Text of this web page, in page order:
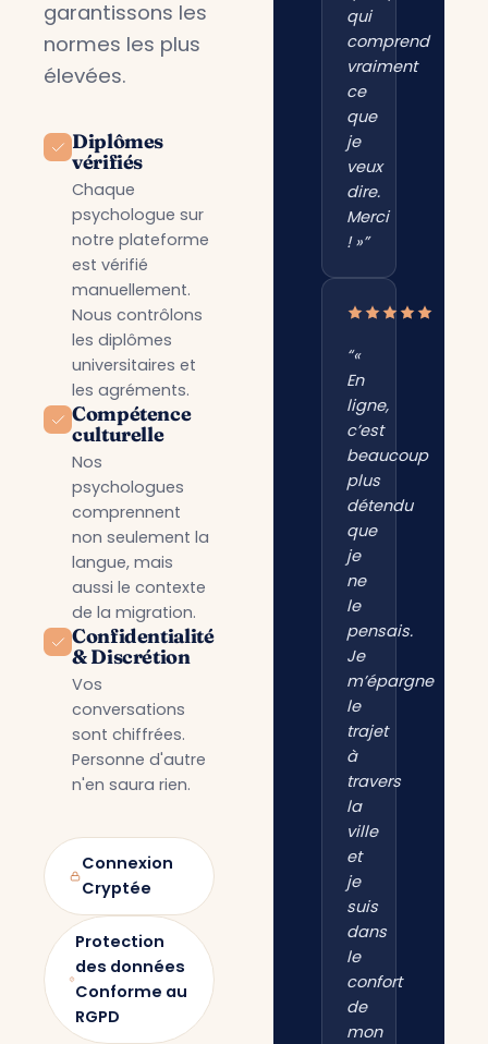
garantissons les
normes les plus
élevées.
Diplômes
vérifiés
Chaque
psychologue sur
notre plateforme
est vérifié
manuellement.
Nous contrôlons
les diplômes
universitaires et
les agréments.
Compétence
culturelle
Nos
psychologues
comprennent
non seulement la
langue, mais
aussi le contexte
de la migration.
Confidentialité
& Discrétion
Vos
conversations
sont chiffrées.
Personne d'autre
n'en saura rien.
Connexion
Cryptée
Protection
des données
Conforme au
RGPD
qui
comprend
vraiment
ce
que
je
veux
dire.
Merci
! »”
“«
En
ligne,
c’est
beaucoup
plus
détendu
que
je
ne
le
pensais.
Je
m’épargne
le
trajet
à
travers
la
ville
et
je
suis
dans
le
confort
de
mon